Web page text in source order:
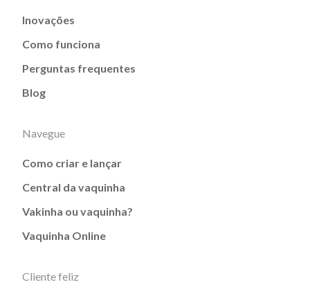
Inovações
Como funciona
Perguntas frequentes
Blog
Navegue
Como criar e lançar
Central da vaquinha
Vakinha ou vaquinha?
Vaquinha Online
Cliente feliz